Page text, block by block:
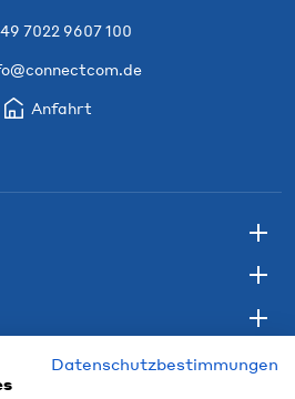
7022 9607 100
Anfahrt
Datenschutzbestimmungen